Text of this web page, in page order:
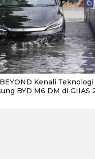
Kenali Teknologi
BYD M6 DM di GIIAS